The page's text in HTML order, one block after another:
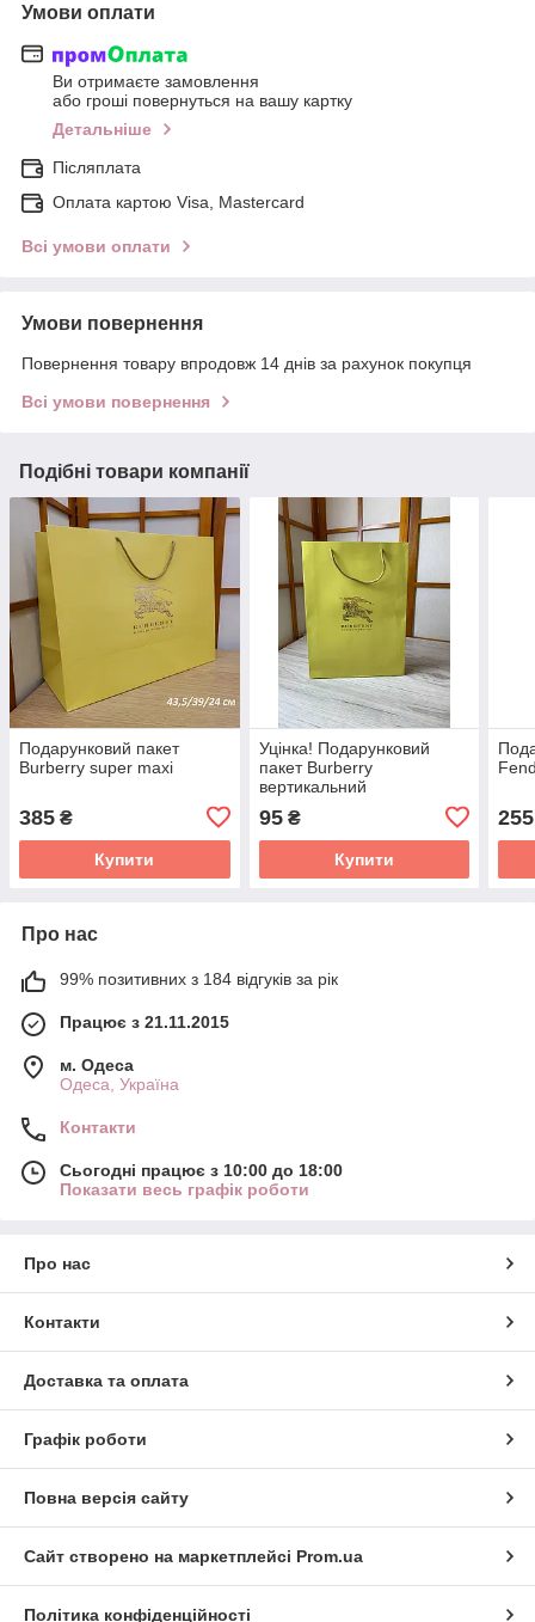
Умови оплати
Ви отримаєте замовлення
або гроші повернуться на вашу картку
Детальніше
Післяплата
Оплата картою Visa, Mastercard
Всі умови оплати
Умови повернення
Повернення товару впродовж 14 днів за рахунок покупця
Всі умови повернення
Подібні товари компанії
Подарунковий пакет
Burberry super mахi
385 ₴
Купити
Уцінка! Подарунковий
пакет Burberry
вертикальний
95₴
Купити
255
Про нас
99% позитивних з 184 відгуків за рік
Працює з 21.11.2015
м. Одеса
Одеса, Україна
Контакти
Сьогодні працює з 10:00 до 18:00
Показати весь графік роботи
Про нас
Контакти
Доставка та оплата
Графік роботи
Повна версія сайту
Сайт створено на маркетплейсі Prom.ua
Політика конфіденційності